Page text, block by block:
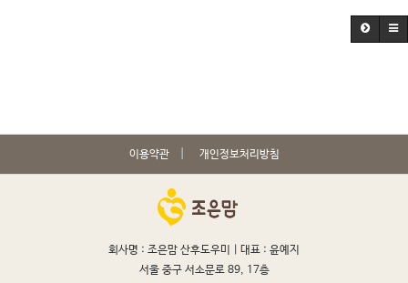
이용약관 개인정보처리방침
회사명 : 조은맘 산후도우미 | 대표 : 윤예지
서울 중구 서소문로 89, 17층